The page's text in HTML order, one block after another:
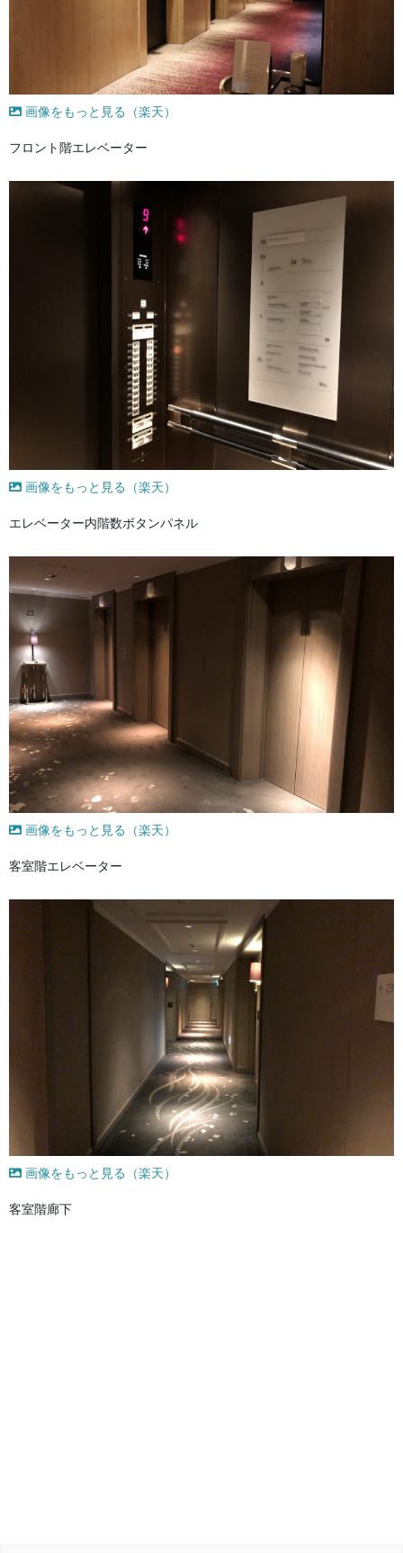
画像をもっと見る（楽天）
フロント階エレベーター
画像をもっと見る（楽天）
エレベーター内階数ボタンパネル
画像をもっと見る（楽天）
客室階エレベーター
画像をもっと見る（楽天）
客室階廊下